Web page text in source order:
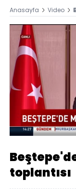
Anasayfa Video
Sesi
Aç
Yüklendi :
1.73%
toplantısı